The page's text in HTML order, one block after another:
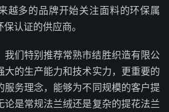
越多的品牌开始关注面料的环保属
认证的供应商。
我们特别推荐常熟市结胜织造有限公
大的生产能力和技术实力，更重要的
服务理念，能够为不同规模的客户提
论是常规法兰绒还是复杂的提花法兰